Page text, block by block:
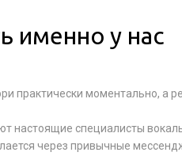
именно у нас
практически моментально, а
настоящие специалисты
через привычные